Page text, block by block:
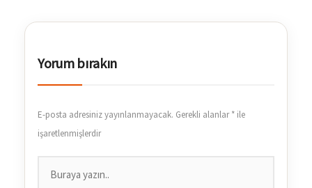
Yorum bırakın
E-posta adresiniz yayınlanmayacak. Gerekli alanlar* ile
işaretlenmişlerdir